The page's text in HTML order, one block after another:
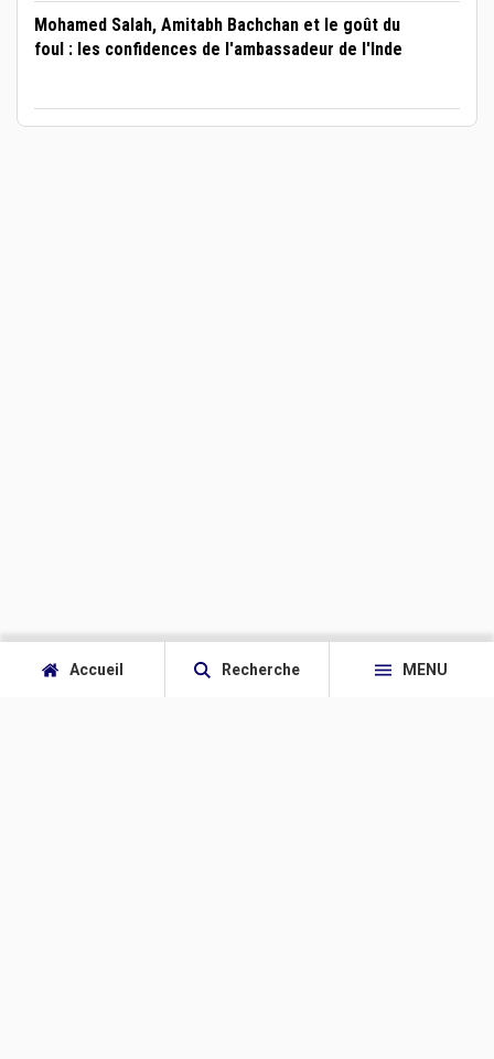
Accueil Recherche MENU
Mohamed Salah, Amitabh Bachchan et le goût du
foul : les confidences de l'ambassadeur de l'Inde